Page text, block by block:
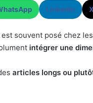
LinkedIn X
souvent posé chez
intégrer une
articles longs ou